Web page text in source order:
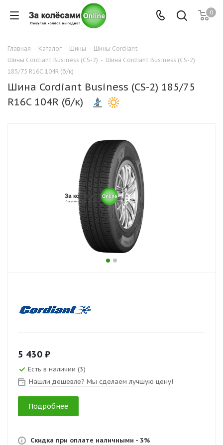
0
Главная - Каталог - Шины - Шины Cordiant -
Шины Cordiant Business (CS-2) - Шина Cordiant Business (CS-2)
185/75 R16C 104R (б/к)
Шина Cordiant Business (CS-2) 185/75
R16C 104R (б/к)
5 430 ₽
Есть в наличии (3)
Нашли дешевле? Мы сделаем лучшую цену!
Подробнее
Скидка при оплате наличными - 3%